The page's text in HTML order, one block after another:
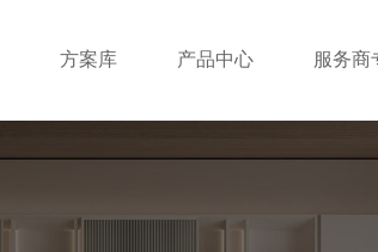
方案库 产品中心 服务商